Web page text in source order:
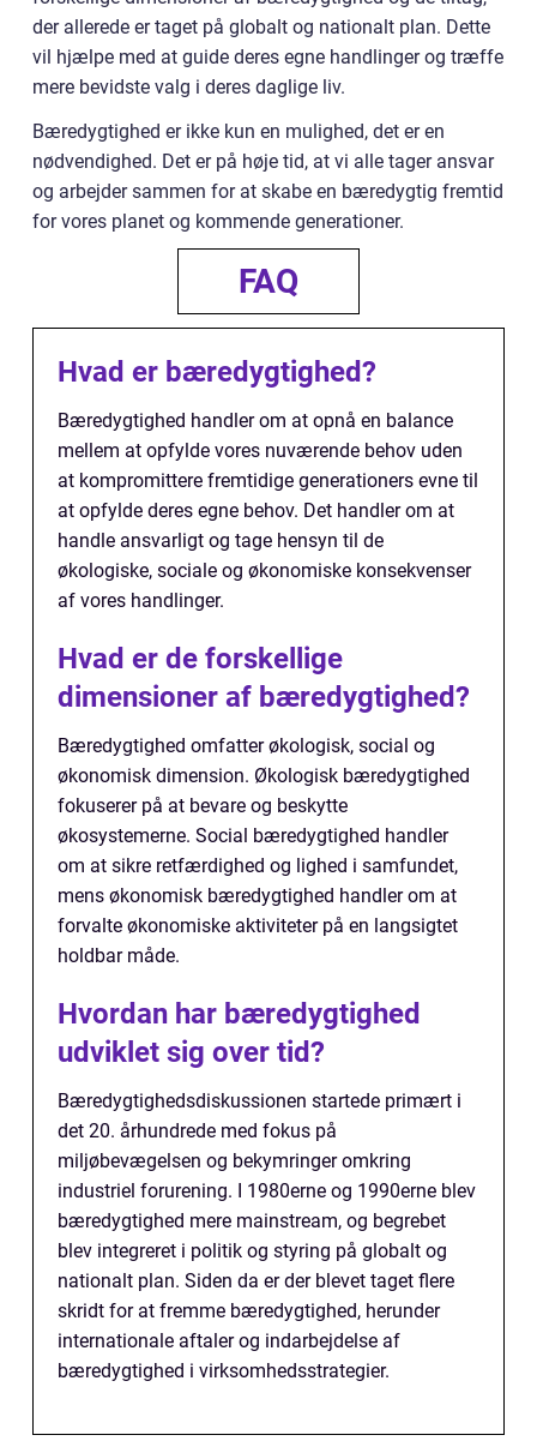
der allerede er taget på globalt og nationalt plan. Dette
vil hjælpe med at guide deres egne handlinger og træffe
mere bevidste valg i deres daglige liv.
Bæredygtighed er ikke kun en mulighed, det er en
nødvendighed. Det er på høje tid, at vi alle tager ansvar
og arbejder sammen for at skabe en bæredygtig fremtid
for vores planet og kommende generationer.
FAQ
Hvad er bæredygtighed?
Bæredygtighed handler om at opnå en balance
mellem at opfylde vores nuværende behov uden
at kompromittere fremtidige generationers evne til
at opfylde deres egne behov. Det handler om at
handle ansvarligt og tage hensyn til de
økologiske, sociale og økonomiske konsekvenser
af vores handlinger.
Hvad er de forskellige
dimensioner af bæredygtighed?
Bæredygtighed omfatter økologisk, social og
økonomisk dimension. Økologisk bæredygtighed
fokuserer på at bevare og beskytte
økosystemerne. Social bæredygtighed handler
om at sikre retfærdighed og lighed i samfundet,
mens økonomisk bæredygtighed handler om at
forvalte økonomiske aktiviteter på en langsigtet
holdbar måde.
Hvordan har bæredygtighed
udviklet sig over tid?
Bæredygtighedsdiskussionen startede primært i
det 20. århundrede med fokus på
miljøbevægelsen og bekymringer omkring
industriel forurening. I 1980erne og 1990erne blev
bæredygtighed mere mainstream, og begrebet
blev integreret i politik og styring på globalt og
nationalt plan. Siden da er der blevet taget flere
skridt for at fremme bæredygtighed, herunder
internationale aftaler og indarbejdelse af
bæredygtighed i virksomhedsstrategier.